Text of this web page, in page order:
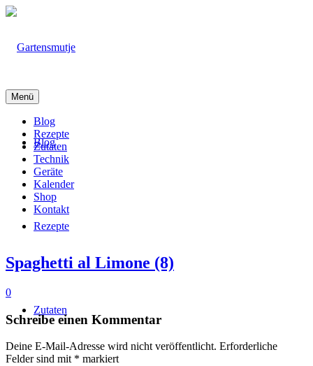
Blog
Rezepte
Zutaten
Menü
Blog
Rezepte
Zutaten
Technik
Geräte
Kalender
Shop
Kontakt
Spaghetti al Limone (8)
0
Schreibe einen Kommentar
Deine E-Mail-Adresse wird nicht veröffentlicht. Erforderliche
Felder sind mit * markiert